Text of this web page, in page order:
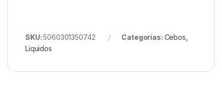
SKU:5060301350742 Categorías: Cebos
Liquidos